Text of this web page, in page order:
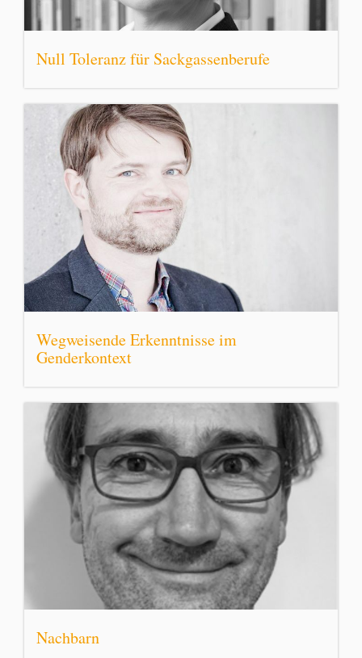
Null Toleranz für Sackgassenberufe
Wegweisende Erkenntnisse im
Genderkontext
Nachbarn